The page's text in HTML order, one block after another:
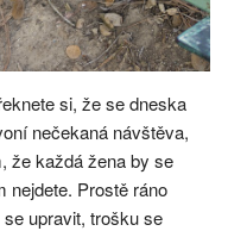
si, že se dneska
nečekaná návštěva,
že každá žena by se
nejdete. Prostě ráno
upravit, trošku se